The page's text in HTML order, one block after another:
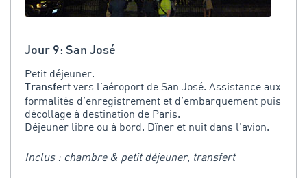
Jour 9: San José
Petit déjeuner.
Transfert vers l'aéroport de San José. Assistance aux
formalités d’enregistrement et d’embarquement puis
décollage à destination de Paris.
Déjeuner libre ou à bord. Dîner et nuit dans l’avion.
Inclus : chambre & petit déjeuner, transfert